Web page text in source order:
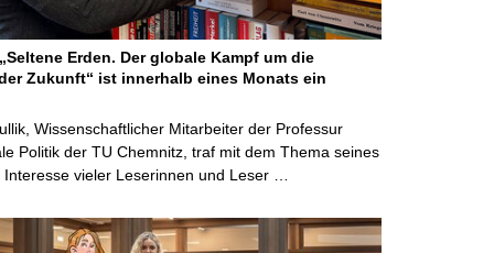
Erden. Der globale Kampf um die
Zukunft“ ist innerhalb eines Monats ein
Wissenschaftlicher Mitarbeiter der Professur
Politik der TU Chemnitz, traf mit dem Thema seines
vieler Leserinnen und Leser …